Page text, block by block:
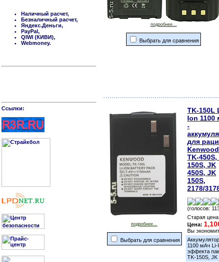
Наличный расчет,
Безналичный расчет,
Яндекс.Деньги,
PayPal,
QIWI (КИВИ),
Webmoney.
Cсылки:
подробнее...
Выбрать для сравнения
подробнее...
Выбрать для сравнения
TK-150L
Ion 1100
-
для
Kenwood
TK-450S,
150S, JK
450S, JK
150S,
2178/
(голосов:
Старая
Цена:
Вы
1100 мАч Li-
эффекта
TK-150S, JK